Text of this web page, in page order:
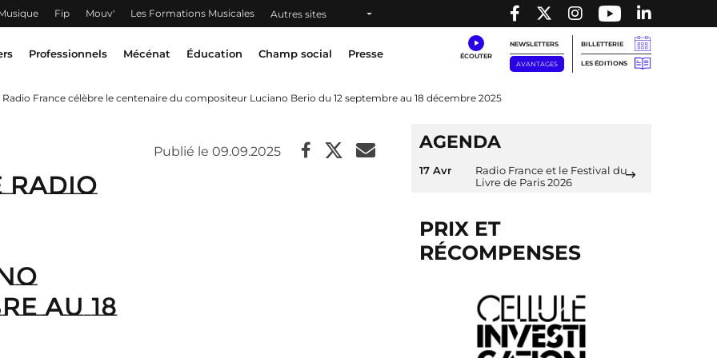
Fip Mouv' Les Formations Musicales Autres sites
Professionnels Mécénat Éducation Champ social Presse
NEWSLETTERS
AVANTAGES
BILLETTERIE
LES ÉDITIONS
France célèbre le centenaire du compositeur Luciano Berio du 12 septembre au 18 décembre 2025
au 18
Publié le 09.09.2025 AGENDA
17 Avr
Radio France et le Festival du
Livre de Paris 2026
PRIX ET
RÉCOMPENSES